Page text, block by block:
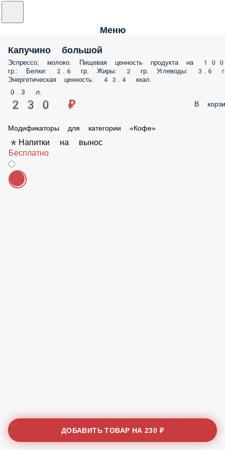
Меню
Капучино большой
Эспрессо, молоко. Пищевая ценность продукта на 100
гр.: Белки: 2.6 гр. Жиры: 2 гр. Углеводы: 3.6
Энергетическая ценность: 43.4 ккал.
0.3 л.
230 ₽ В
Модификаторы для категории «Кофе»
*Напитки на вынос
Бесплатно
ДОБАВИТЬ ТОВАР НА230 ₽